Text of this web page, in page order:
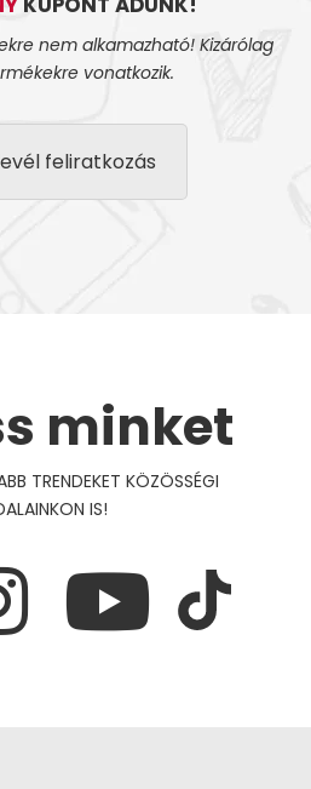
nem alkamazható! Kizárólag
vonatkozik.
feliratkozás
minket
TRENDEKET KÖZÖSSÉGI
IS!